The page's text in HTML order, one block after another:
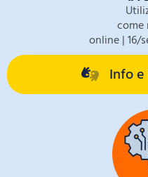
come
online | 16/
Info